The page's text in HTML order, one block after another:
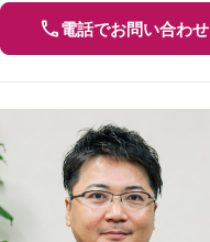
電話でお問い合わせ